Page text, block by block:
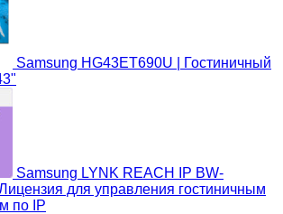
Samsung HG43ET690U | Гостиничный
Samsung LYNK REACH IP BW-
для управления гостиничным
по IP